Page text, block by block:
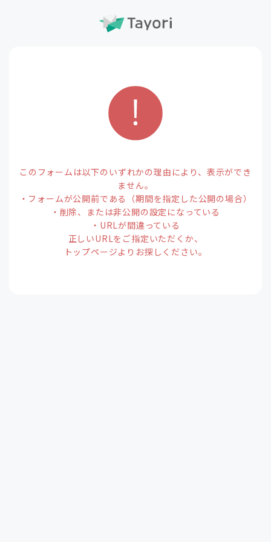
このフォームは以下のいずれかの理由により、表示ができ
ません。
・フォームが公開前である（期間を指定した公開の場合）
・削除、または非公開の設定になっている
・URLが間違っている
正しいURLをご指定いただくか、
トップページよりお探しください。